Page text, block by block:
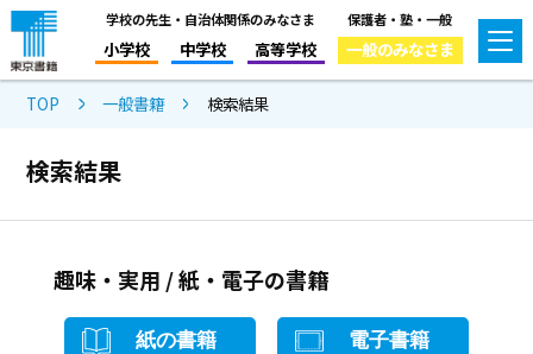
学校の先生・自治体関係のみなさま
小学校 中学校 高等学校
保護者・塾・一般
一般のみなさま
TOP 一般書籍 検索結果
検索結果
趣味・実用 / 紙・電子の書籍
紙の書籍 電子書籍